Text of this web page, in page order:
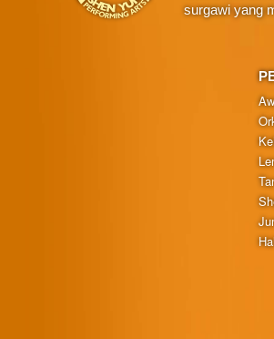
surgawi yang